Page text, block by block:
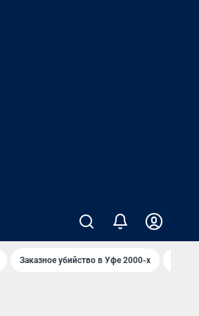
Заказное убийство в Уфе 2000-х